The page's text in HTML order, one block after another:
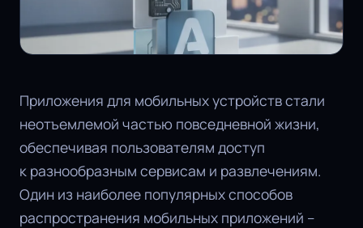
Приложения для мобильных устройств стали
неотъемлемой частью повседневной жизни,
обеспечивая пользователям доступ
к разнообразным сервисам и развлечениям.
Один из наиболее популярных способов
распространения мобильных приложений –